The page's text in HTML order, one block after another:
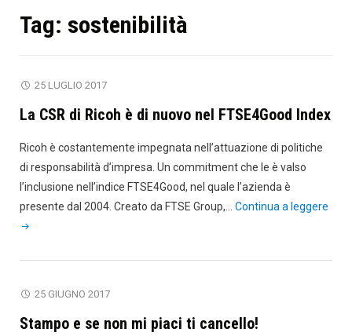
Tag: sostenibilità
25 LUGLIO 2017
La CSR di Ricoh è di nuovo nel FTSE4Good Index
Ricoh è costantemente impegnata nell’attuazione di politiche
di responsabilità d’impresa. Un commitment che le è valso
l’inclusione nell’indice FTSE4Good, nel quale l’azienda è
presente dal 2004. Creato da FTSE Group,… Continua a leggere
25 GIUGNO 2017
Stampo e se non mi piaci ti cancello!